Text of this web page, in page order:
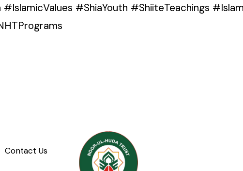
#ShiaYouth #ShiiteTeachings
Contact Us